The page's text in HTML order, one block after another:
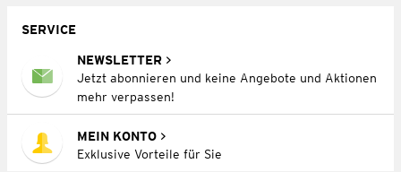
SERVICE
NEWSLETTER
Jetzt abonnieren und keine Angebote und Aktionen
mehr verpassen!
MEIN KONTO
Exklusive Vorteile für Sie